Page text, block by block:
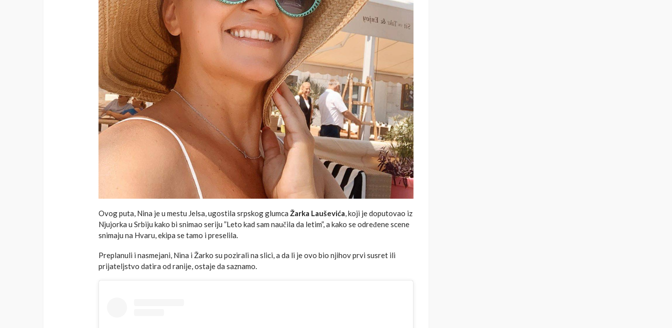
Ovog puta, Nina je u mestu Jelsa, ugostila srpskog glumca Žarka Lauševića, koji je doputovao iz
Njujorka u Srbiju kako bi snimao seriju ”Leto kad sam naučila da letim”, a kako se određene scene
snimaju na Hvaru, ekipa se tamo i preselila.
Preplanuli i nasmejani, Nina i Žarko su pozirali na slici, a da li je ovo bio njihov prvi susret ili
prijateljstvo datira od ranije, ostaje da saznamo.